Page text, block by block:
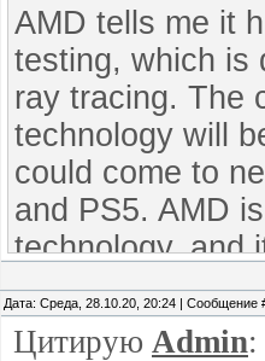
AMD tells me it
testing, which is
ray tracing. The
technology will
could come to
and PS5. AMD
technology, and
Unfortunately,
three new
Дата: Среда, 28.10.20, 20:24 | Сообщение
Цитирую Admin: